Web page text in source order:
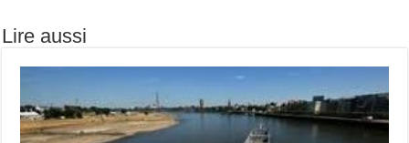
Lire aussi